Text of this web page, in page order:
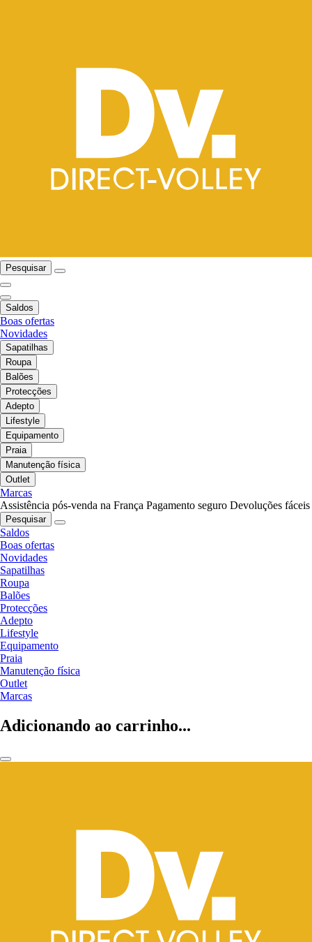
Pesquisar
Saldos
Boas ofertas
Novidades
Sapatilhas
Roupa
Balões
Protecções
Adepto
Lifestyle
Equipamento
Praia
Manutenção física
Outlet
Marcas
Assistência pós-venda na França Pagamento seguro Devoluções fáceis
Pesquisar
Saldos
Boas ofertas
Novidades
Sapatilhas
Roupa
Balões
Protecções
Adepto
Lifestyle
Equipamento
Praia
Manutenção física
Outlet
Marcas
Adicionando ao carrinho...